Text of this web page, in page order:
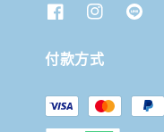
付款方式